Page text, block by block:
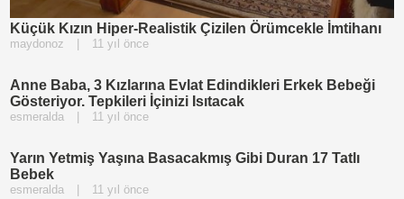
Küçük Kızın Hiper-Realistik Çizilen Örümcekle İmtihanı
maydonoz 11 yıl önce
Anne Baba, 3 Kızlarına Evlat Edindikleri Erkek Bebeği
Gösteriyor. Tepkileri İçinizi Isıtacak
esmeralda 11 yıl önce
Yarın Yetmiş Yaşına Basacakmış Gibi Duran 17 Tatlı
Bebek
esmeralda 11 yıl önce